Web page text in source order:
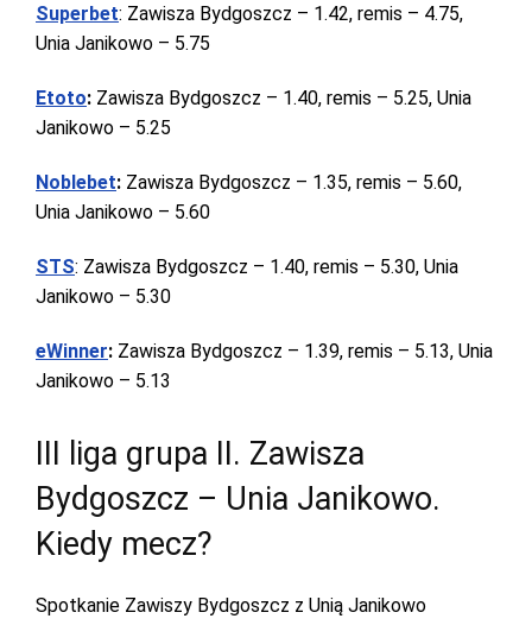
Superbet: Zawisza Bydgoszcz – 1.42, remis – 4.75,
Unia Janikowo – 5.75
Etoto: Zawisza Bydgoszcz – 1.40, remis – 5.25, Unia
Janikowo – 5.25
Noblebet: Zawisza Bydgoszcz – 1.35, remis – 5.60,
Unia Janikowo – 5.60
STS: Zawisza Bydgoszcz – 1.40, remis – 5.30, Unia
Janikowo – 5.30
eWinner: Zawisza Bydgoszcz – 1.39, remis – 5.13, Unia
Janikowo – 5.13
III liga grupa II. Zawisza
Bydgoszcz – Unia Janikowo.
Kiedy mecz?
Spotkanie Zawiszy Bydgoszcz z Unią Janikowo